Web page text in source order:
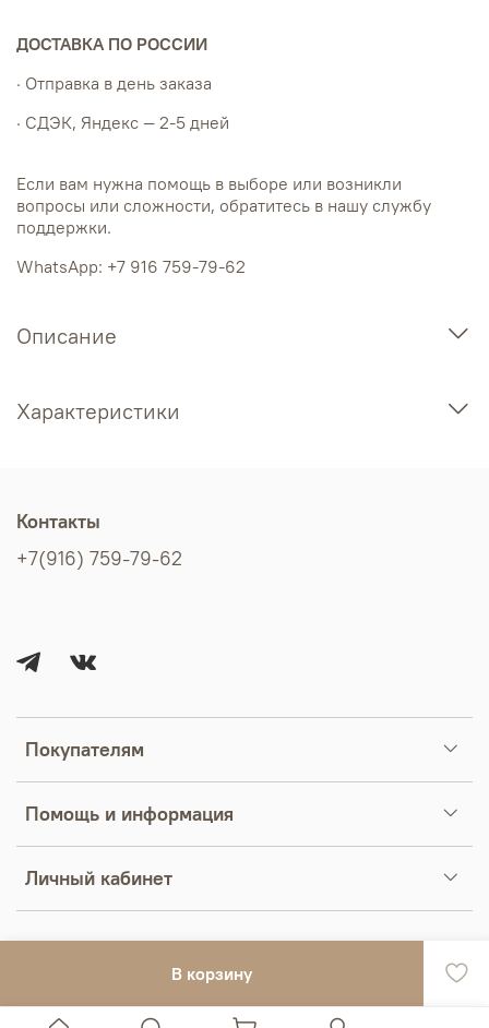
В корзину
ДОСТАВКА ПО РОССИИ
· Отправка в день заказа
· СДЭК, Яндекс — 2-5 дней
Если вам нужна помощь в выборе или возникли
вопросы или сложности, обратитесь в нашу службу
поддержки.
WhatsApp: +7 916 759-79-62
Описание
Характеристики
Покупателям
Помощь и информация
Личный кабинет
Контакты
+7(916) 759-79-62